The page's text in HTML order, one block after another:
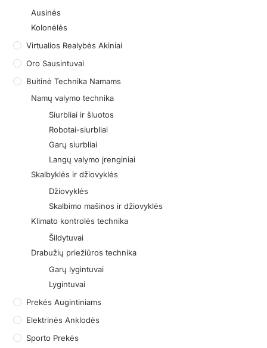
Ausinės
Kolonėlės
Virtualios Realybės Akiniai
Oro Sausintuvai
Buitinė Technika Namams
Namų valymo technika
Siurbliai ir šluotos
Robotai-siurbliai
Garų siurbliai
Langų valymo įrenginiai
Skalbyklės ir džiovyklės
Džiovyklės
Skalbimo mašinos ir džiovyklės
Klimato kontrolės technika
Šildytuvai
Drabužių priežiūros technika
Garų lygintuvai
Lygintuvai
Prekės Augintiniams
Elektrinės Anklodės
Sporto Prekės